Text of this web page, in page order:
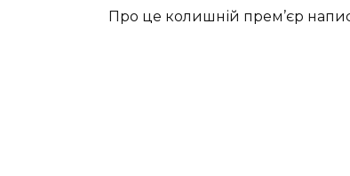
Про це колишній прем’єр